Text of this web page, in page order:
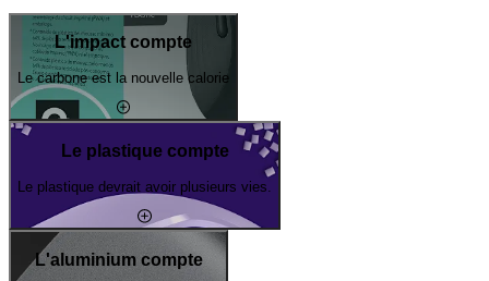
L'impact compte
Le carbone est la nouvelle calorie
Le plastique compte
Le plastique devrait avoir plusieurs vies.
L'aluminium compte